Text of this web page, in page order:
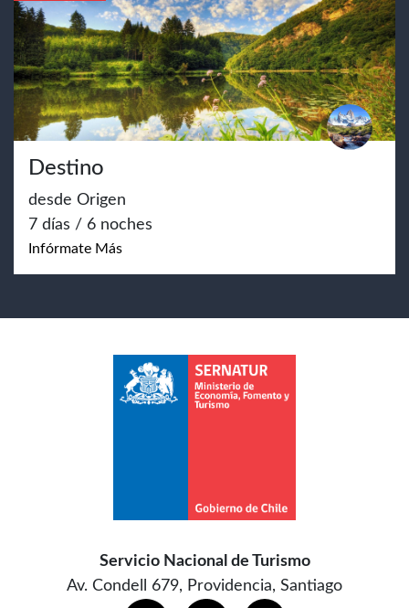
Destino
desde Origen
7 días / 6 noches
Infórmate Más
Servicio Nacional de Turismo
Av. Condell 679, Providencia, Santiago